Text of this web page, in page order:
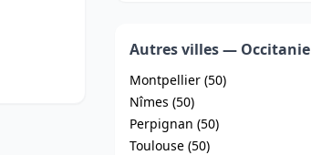
Autres villes — Occitanie
Montpellier (50)
Nîmes (50)
Perpignan (50)
Toulouse (50)